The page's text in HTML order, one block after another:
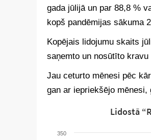
gada jūlijā un par 88,8 %
kopš pandēmijas sākuma
Kopējais lidojumu skaits
saņemto un nosūtīto
Jau ceturto mēnesi pēc
gan ar iepriekšējo mēnesi,